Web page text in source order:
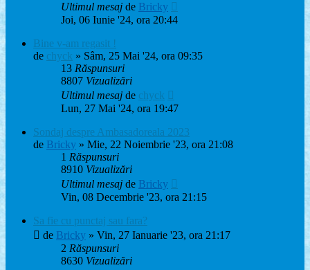
Ultimul mesaj de Bricky
Joi, 06 Iunie '24, ora 20:44
Bine v-am regasit !
de chyck » Sâm, 25 Mai '24, ora 09:35
13 Răspunsuri
8807 Vizualizări
Ultimul mesaj de chyck
Lun, 27 Mai '24, ora 19:47
Sondaj despre Ambasadoreala 2023
de Bricky » Mie, 22 Noiembrie '23, ora 21:08
1 Răspunsuri
8910 Vizualizări
Ultimul mesaj de Bricky
Vin, 08 Decembrie '23, ora 21:15
Sa fie cu punctaj sau fara?
de Bricky » Vin, 27 Ianuarie '23, ora 21:17
2 Răspunsuri
8630 Vizualizări